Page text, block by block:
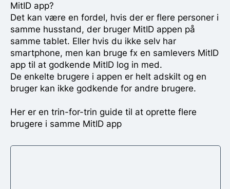
MitID app?
Det kan være en fordel, hvis der er flere personer i
samme husstand, der bruger MitID appen på
samme tablet. Eller hvis du ikke selv har
smartphone, men kan bruge fx en samlevers MitID
app til at godkende MitID log in med.
De enkelte brugere i appen er helt adskilt og en
bruger kan ikke godkende for andre brugere.
Her er en trin-for-trin guide til at oprette flere
brugere i samme MitID app